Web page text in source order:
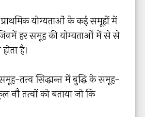
प्राथमिक योग्यताओं के कई समूहों में
हर समूह की योग्यताओं में से से
है।
तत्त्व सिद्धान्त में बुद्धि के समूह-
नौ तत्वों को बताया जो कि